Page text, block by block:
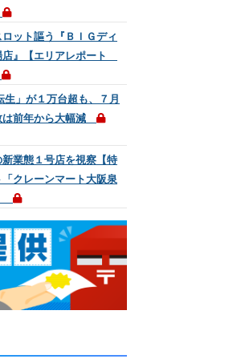
ット謳う『ＢＩＧディ
店』【エリアレポート
生」が１万台超も、７月
は前年から大幅減
業態１号店を視察【特
クレーンマート大阪泉